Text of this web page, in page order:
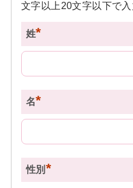
文字以上20文字以下で入
姓*
名*
性別 *